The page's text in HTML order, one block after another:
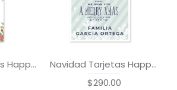
Navidad Tarjetas Happy Christmas
Navidad Tarjetas Happy Holidays
$290.00